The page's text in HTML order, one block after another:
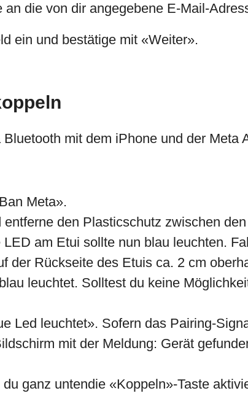
die von dir angegebene E-Mail-
ein und bestätige mit «Weiter».
mit dem iPhone und der Meta
Meta».
den Plasticschutz zwischen
am Etui sollte nun blau leuchten.
der Rückseite des Etuis ca. 2 cm
leuchtet. Solltest du keine
Led leuchtet». Sofern das Pairing-
mit der Meldung: Gerät
ganz untendie «Koppeln»-Taste